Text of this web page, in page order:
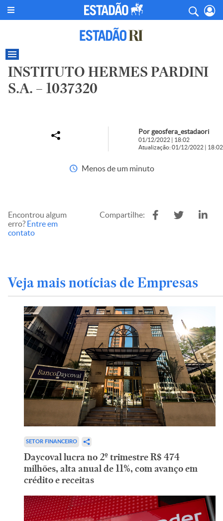
INSTITUTO HERMES PARDINI
S.A. – 1037320
Por geosfera_estadaori
01/12/2022 | 18:02
Atualização: 01/12/2022 | 18:02
Menos de um minuto
Encontrou algum
erro? Entre em
contato
Compartilhe:
Veja mais notícias de Empresas
SETOR FINANCEIRO
Daycoval lucra no 2º trimestre R$ 474
milhões, alta anual de 11%, com avanço em
crédito e receitas